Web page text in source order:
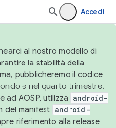
Accedi
al nostro modello di
la stabilità della
pubblicheremo il codice
e nel quarto trimestre.
ad AOSP, utilizza
android-
del manifest android-
riferimento alla release